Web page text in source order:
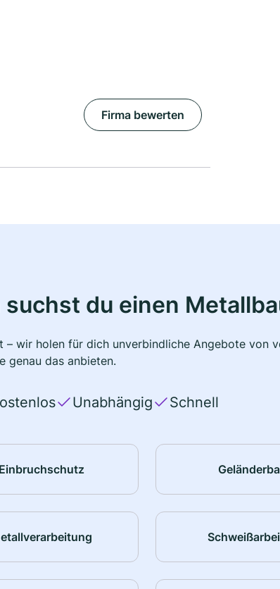
Firma bewerten
du einen
wir holen für dich unverbindliche Angebote von
genau das anbieten.
Unabhängig Schnell
Einbruchschutz